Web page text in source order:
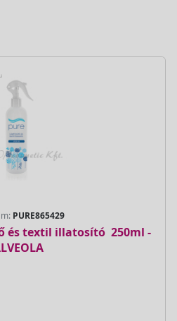
PURE865429
és textil illatosító  250ml -